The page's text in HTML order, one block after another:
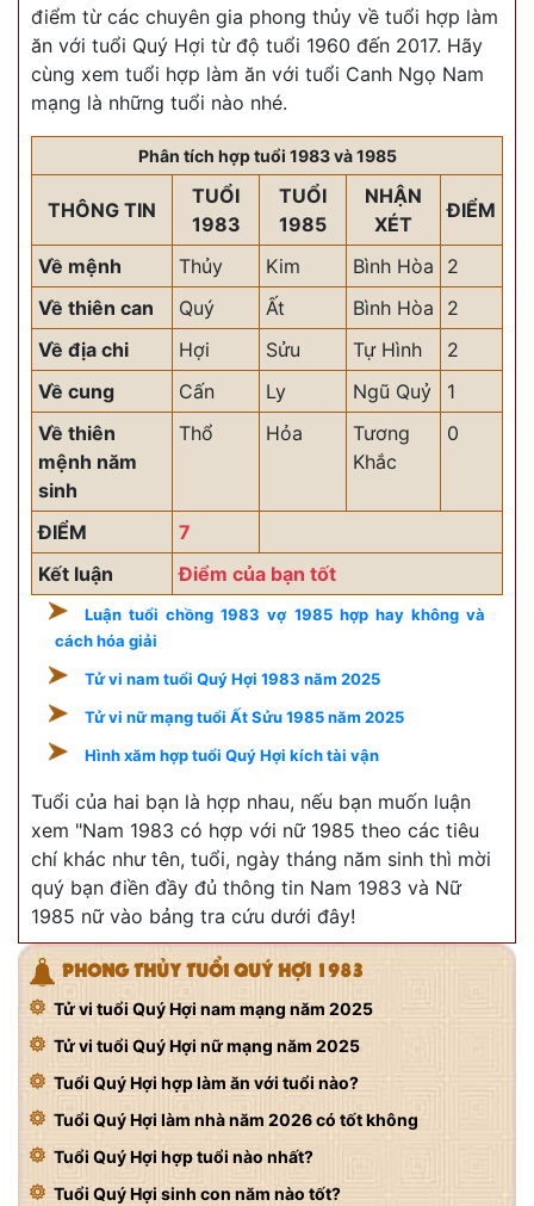
điểm từ các chuyên gia phong thủy về tuổi hợp làm
ăn với tuổi Quý Hợi từ độ tuổi 1960 đến 2017. Hãy
cùng xem tuổi hợp làm ăn với tuổi Canh Ngọ Nam
mạng là những tuổi nào nhé.
Phân tích hợp tuổi 1983 và 1985
THÔNG TIN
TUỔI
1983
TUỔI
1985
NHẬN
XÉT
ĐIỂM
Về mệnh Thủy Kim Bình Hòa
2
Về thiên can
Quý Ất Bình Hòa
2
Về địa chi
Hợi Sửu Tự Hình
2
Về cung
Cấn Ly Ngũ Quỷ
1
Về thiên
mệnh năm
sinh
Thổ Hỏa
Tương
Khắc
0
ĐIỂM
7
Kết luận
Điểm của bạn tốt
Luận tuổi chồng 1983 vợ 1985 hợp hay không và
cách hóa giải
Tử vi nam tuổi Quý Hợi 1983 năm 2025
Tử vi nữ mạng tuổi Ất Sửu 1985 năm 2025
Hình xăm hợp tuổi Quý Hợi kích tài vận
Tuổi của hai bạn là hợp nhau, nếu bạn muốn luận
xem "Nam 1983 có hợp với nữ 1985 theo các tiêu
chí khác như tên, tuổi, ngày tháng năm sinh thì mời
quý bạn điền đầy đủ thông tin Nam 1983 và Nữ
1985 nữ vào bảng tra cứu dưới đây!
PHONG THỦY TUỔI QUÝ HỢI 1983
Tử vi tuổi Quý Hợi nam mạng năm 2025
Tử vi tuổi Quý Hợi nữ mạng năm 2025
Tuổi Quý Hợi hợp làm ăn với tuổi nào?
Tuổi Quý Hợi làm nhà năm 2026 có tốt không
Tuổi Quý Hợi hợp tuổi nào nhất?
Tuổi Quý Hợi sinh con năm nào tốt?